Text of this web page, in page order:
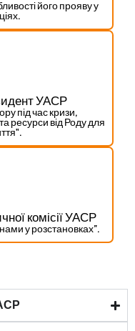
його прояву у
УАСР
під час кризи,
ресурси від Роду для
комісії УАСР
у розстановках”.